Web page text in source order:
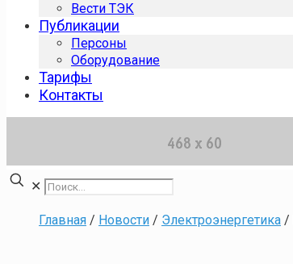
Вести ТЭК
Публикации
Персоны
Оборудование
Тарифы
Контакты
✕
Главная / Новости / Электроэнергетика /